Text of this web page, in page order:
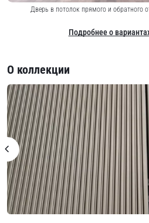
Дверь в потолок прямого и обратного
Подробнее о
О коллекции